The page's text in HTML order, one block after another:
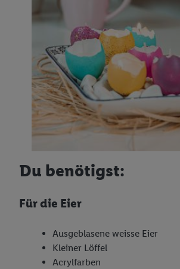
Du benötigst:
Für die Eier
Ausgeblasene weisse Eier
Kleiner Löffel
Acrylfarben